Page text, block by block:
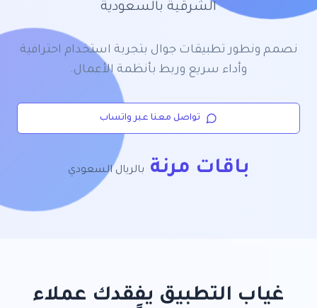
الشرقية بالسعودية
نصمم ونطور تطبيقات جوال بتجربة استخدام احترافية
وأداء سريع وربط بأنظمة الأعمال.
تواصل معنا عبر واتساب
باقات مرنة بالريال السعودي
غياب التطبيق يفقدك عملاء